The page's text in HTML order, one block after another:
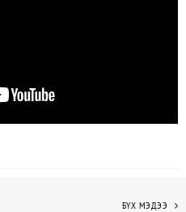
БҮХ МЭДЭЭ